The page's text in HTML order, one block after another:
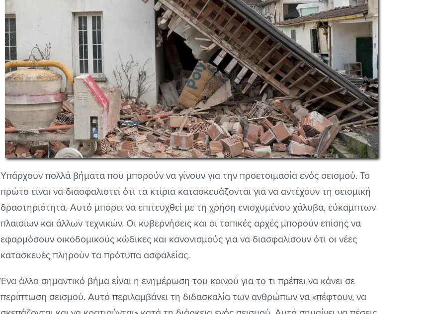
Υπάρχουν πολλά βήματα που μπορούν να γίνουν για την προετοιμασία ενός σεισμού. Το
πρώτο είναι να διασφαλιστεί ότι τα κτίρια κατασκευάζονται για να αντέχουν τη σεισμική
δραστηριότητα. Αυτό μπορεί να επιτευχθεί με τη χρήση ενισχυμένου χάλυβα, εύκαμπτων
πλαισίων και άλλων τεχνικών. Οι κυβερνήσεις και οι τοπικές αρχές μπορούν επίσης να
εφαρμόσουν οικοδομικούς κώδικες και κανονισμούς για να διασφαλίσουν ότι οι νέες
κατασκευές πληρούν τα πρότυπα ασφαλείας.
Ένα άλλο σημαντικό βήμα είναι η ενημέρωση του κοινού για το τι πρέπει να κάνει σε
περίπτωση σεισμού. Αυτό περιλαμβάνει τη διδασκαλία των ανθρώπων να «πέφτουν, να